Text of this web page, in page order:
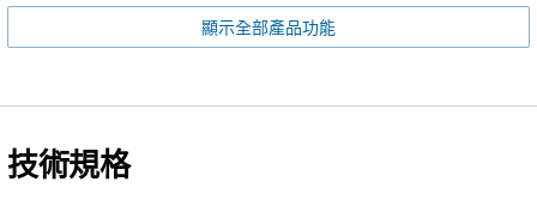
顯示全部產品功能
技術規格